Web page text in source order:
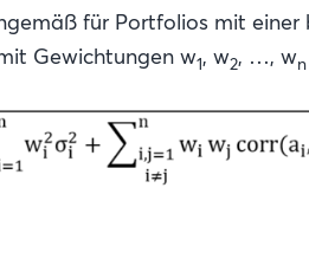
für Portfolios mit
Gewichtungen w1, w2, …, wn